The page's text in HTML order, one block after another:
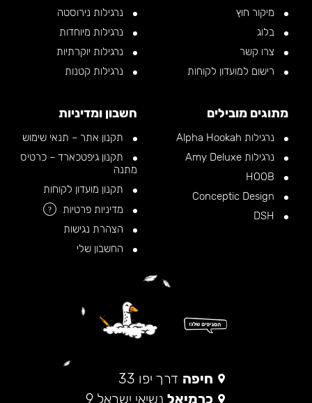
מיקור חוץ
בלוג
צרו קשר
רישום למועדון לקוחות
נרגילות נירוסטה
נרגילות מיוחדות
נרגילות יוקרתיות
נרגילות קטנות
מתוגים מובילים
נרגילות Alpha Hookah
נרגילות Amy Deluxe
חשבון ומדיניות
תקנון אתר – תנאי שימוש
תקנון גיפטכארד – כרטיס
מתנה
תקנון מועדון לקוחות
מדיניות פרטיות
?
הצהרת נגישות
החשבון שלי
חיפה דרך יפו 33
כרמיאל נשיאי ישראל 9